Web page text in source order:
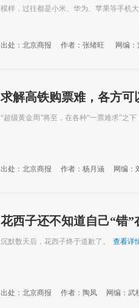
模样，过往都是小米、华为、苹果等手机
出处：北京商报 作者：张绪旺 网编：
求解高铁购票难，各方可
“超级黄金周”将至，在各种“一票难求”之
出处：北京商报 作者：杨月涵 网编：
花西子还不知道自己“错”
沉默数天后，花西子终于道歉了。 查看详
出处：北京商报 作者：陶凤 网编：武